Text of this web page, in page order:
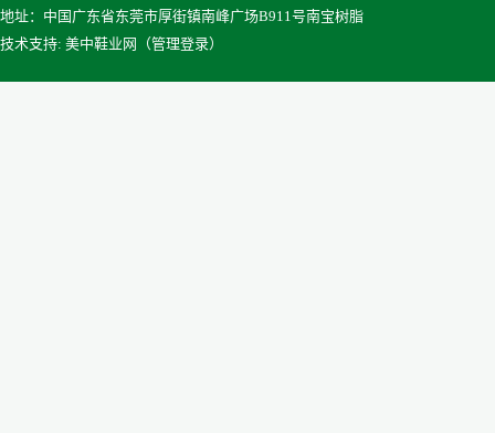
地址：中国广东省东莞市厚街镇南峰广场B911号南宝树脂
技术支持: 美中鞋业网（管理登录）